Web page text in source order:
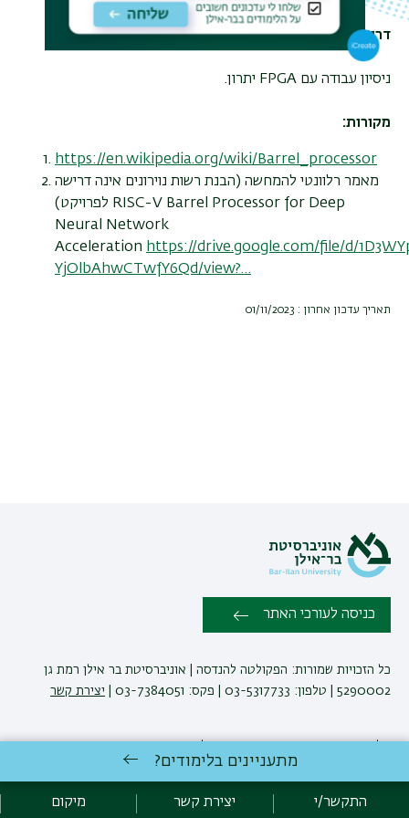
דרישות נוספות:
ניסיון עבודה עם FPGA יתרון.
מקורות:
https://en.wikipedia.org/wiki/Barrel_processor
מאמר רלוונטי להמחשה (הבנת רשות נוירונים אינה דרישה
לפרויקט) RISC-V Barrel Processor for Deep
Neural Network
Acceleration https://drive.google.com/file/d/
YjOlbAhwCTwfY6Qd/view?…
תאריך עדכון אחרון : 01/11/2023
כניסה לעורכי האתר
כל הזכויות שמורות: הפקולטה להנדסה | אוניברסיטת בר אילן רמת גן
5290002 | טלפון: 03-5317733 | פקס: 03-7384051 |
יצירת קשר
אגף תקשוב, אוניברסיטת בר-אילן
אקדימה בר-אילן
מתעניינים בלימודים?
התקשר/י יצירת קשר מיקום